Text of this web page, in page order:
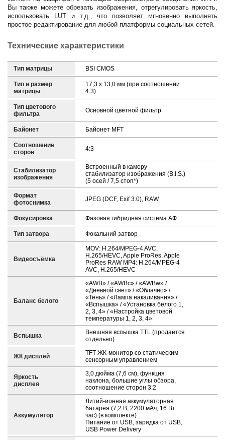
Вы также можете обрезать изображения, отрегулировать яркость,
использовать LUT и т.д., что позволяет мгновенно выполнять
простое редактирование для любой платформы социальных сетей.
Технические характеристики
Тип матрицы BSI CMOS
Тип и размер
матрицы
17,3 x 13,0 мм (при соотношении
4:3)
Тип цветового
фильтра
Основной цветной фильтр
Байонет Байонет MFT
Соотношение
сторон
4:3
Стабилизатор
изображения
Встроенный в камеру
стабилизатор изображения (B.I.S.)
(5 осей / 7,5 стоп*)
Формат
фотоснимка
JPEG (DCF, Exif 3.0), RAW
Фокусировка Фазовая гибридная система АФ
Тип затвора Фокальний затвор
Видеосъёмка
MOV: H.264/MPEG-4 AVC,
H.265/HEVC, Apple ProRes, Apple
ProRes RAW MP4: H.264/MPEG-4
AVC, H.265/HEVC
Баланс белого
«AWB» / «AWBc» / «AWBw» /
«Дневной свет» / «Облачно» /
«Тень» / «Лампа накаливания» /
«Вспышка» / «Установка белого 1,
2, 3, 4» / «Настройка цветовой
температуры 1, 2, 3, 4»
Вспышка
Внешняя вспышка TTL (продается
отдельно)
ЖК дисплей
TFT ЖК-монитор со статическим
сенсорным управлением
Яркость
дисплея
3,0 дюйма (7,6 см), функция
наклона, большие углы обзора,
соотношение сторон 3:2
Аккумулятор
Литий-ионная аккумуляторная
батарея (7,2 В, 2200 мАч, 16 Вт
час) (в комплекте)
Питание от USB, зарядка от USB,
USB Power Delivery